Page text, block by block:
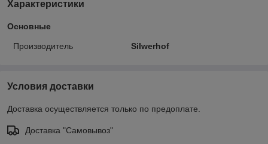
Характеристики
Основные
Производитель Silwerhof
Условия доставки
Доставка осуществляется только по предоплате.
Доставка "Самовывоз"